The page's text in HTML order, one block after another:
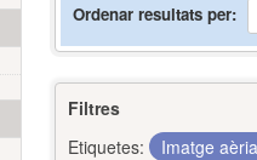
Ordenar resultats per
Filtres
Etiquetes:
Imatge aèria